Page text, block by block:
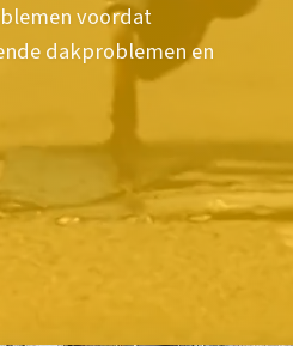
voordat
dakproblemen en